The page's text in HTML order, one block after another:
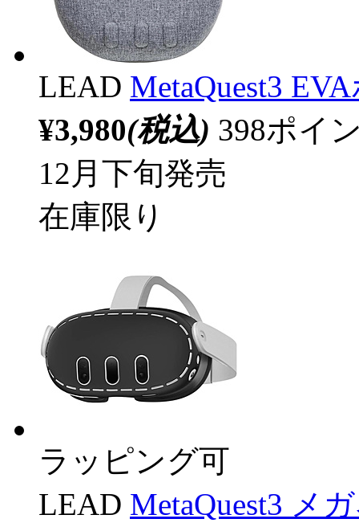
LEAD MetaQuest3
¥3,980(税込) 398ポイ
12月下旬発売
在庫限り
ラッピング可
LEAD MetaQuest3 メ